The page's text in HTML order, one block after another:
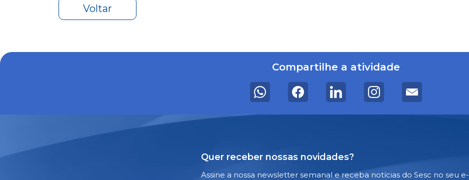
Voltar
Compartilhe a atividade
Quer receber nossas novidades?
Assine a nossa newsletter semanal e receba notícias do Sesc no seu e-